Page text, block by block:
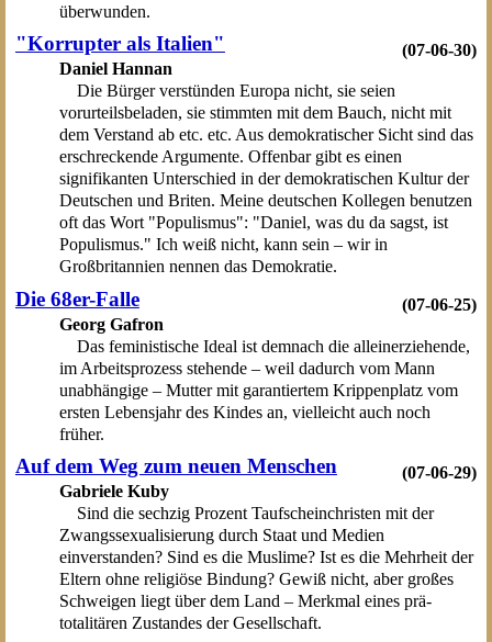
überwunden.
(07-06-30)
"Korrupter als Italien"
Daniel Hannan
Die Bürger verstünden Europa nicht, sie seien
vorurteilsbeladen, sie stimmten mit dem Bauch, nicht mit
dem Verstand ab etc. etc. Aus demokratischer Sicht sind das
erschreckende Argumente. Offenbar gibt es einen
signifikanten Unterschied in der demokratischen Kultur der
Deutschen und Briten. Meine deutschen Kollegen benutzen
oft das Wort "Populismus": "Daniel, was du da sagst, ist
Populismus." Ich weiß nicht, kann sein – wir in
Großbritannien nennen das Demokratie.
(07-06-25)
Die 68er-Falle
Georg Gafron
Das feministische Ideal ist demnach die alleinerziehende,
im Arbeitsprozess stehende – weil dadurch vom Mann
unabhängige – Mutter mit garantiertem Krippenplatz vom
ersten Lebensjahr des Kindes an, vielleicht auch noch
früher.
(07-06-29)
Auf dem Weg zum neuen Menschen
Gabriele Kuby
Sind die sechzig Prozent Taufscheinchristen mit der
Zwangssexualisierung durch Staat und Medien
einverstanden? Sind es die Muslime? Ist es die Mehrheit der
Eltern ohne religiöse Bindung? Gewiß nicht, aber großes
Schweigen liegt über dem Land – Merkmal eines prä-
totalitären Zustandes der Gesellschaft.